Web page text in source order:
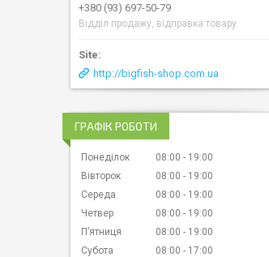
+380 (93) 697-50-79
Відділ продажу, відправка товару
http://bigfish-shop.com.ua
ГРАФІК РОБОТИ
Понеділок 08:00
19:00
Вівторок
08:00
19:00
Середа
08:00
19:00
Четвер
08:00
19:00
Пʼятниця
08:00
19:00
Субота
08:00
17:00